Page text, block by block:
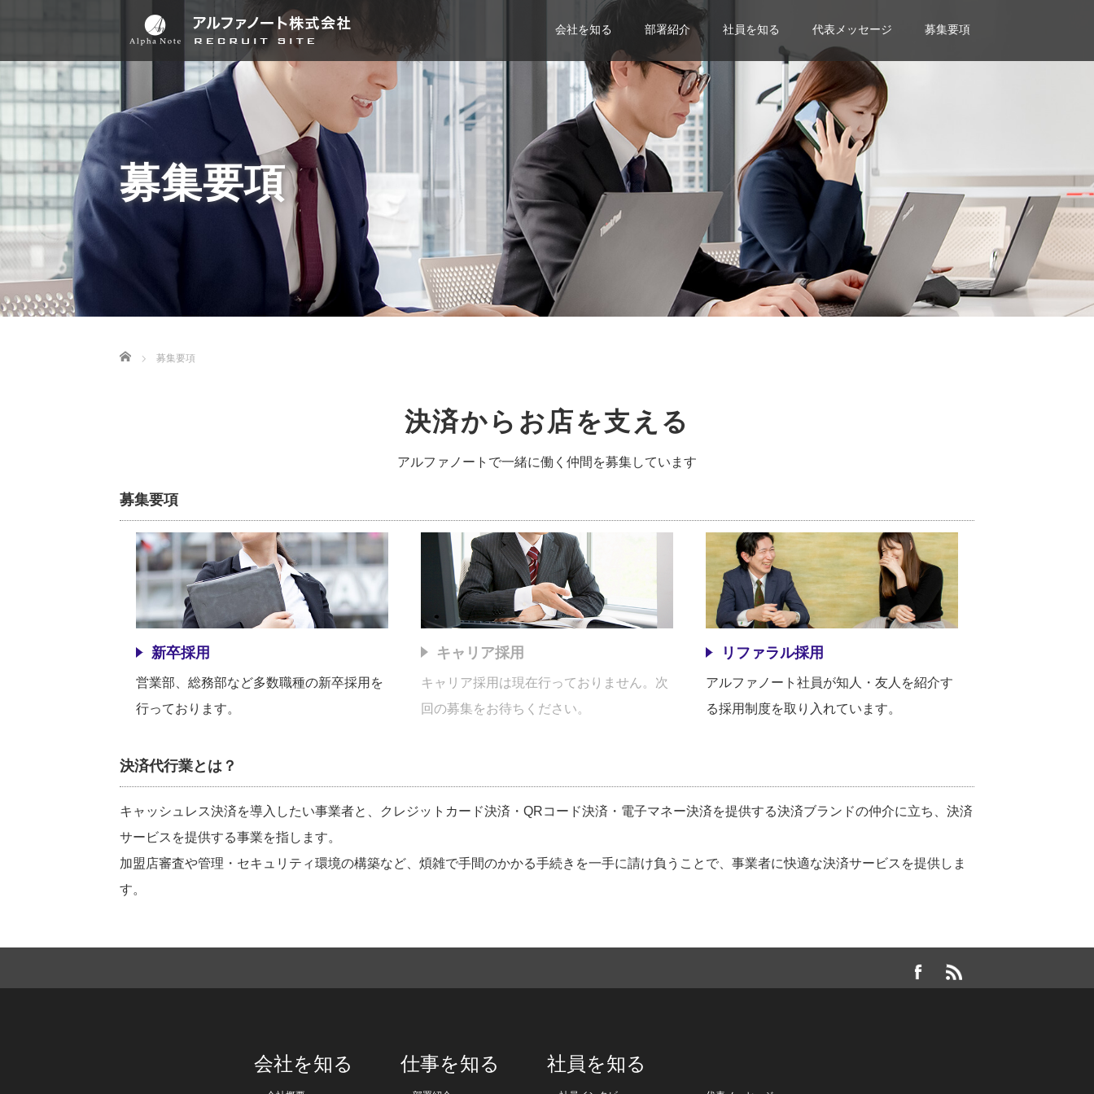
会社を知る 部署紹介 社員を知る 代表メッセージ 募集要項
募集要項
Home 募集要項
決済からお店を支える
アルファノートで一緒に働く仲間を募集しています
募集要項
新卒採用
営業部、総務部など多数職種の新卒採用を
行っております。
キャリア採用
キャリア採用は現在行っておりません。次
回の募集をお待ちください。
リファラル採用
アルファノート社員が知人・友人を紹介す
る採用制度を取り入れています。
決済代行業とは？
キャッシュレス決済を導入したい事業者と、クレジットカード決済・QRコード決済・電子マネー決済を提供する決済ブランドの仲介に立ち、決済
サービスを提供する事業を指します。
加盟店審査や管理・セキュリティ環境の構築など、煩雑で手間のかかる手続きを一手に請け負うことで、事業者に快適な決済サービスを提供しま
す。
会社を知る 仕事を知る 社員を知る